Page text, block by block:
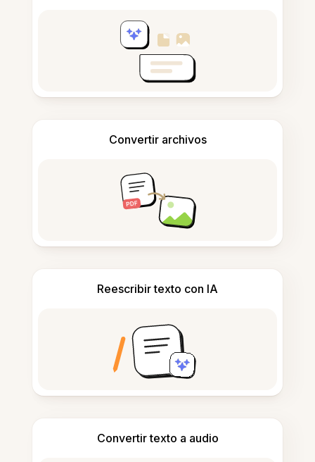
Convertir archivos
Reescribir texto con IA
Convertir texto a audio